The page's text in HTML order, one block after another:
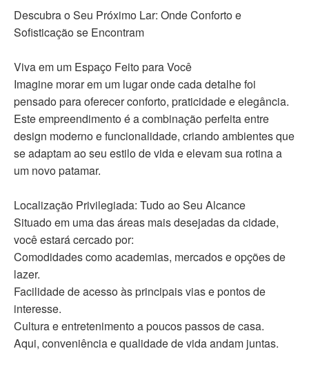
Descubra o Seu Próximo Lar: Onde Conforto e
Sofisticação se Encontram
Viva em um Espaço Feito para Você
Imagine morar em um lugar onde cada detalhe foi
pensado para oferecer conforto, praticidade e elegância.
Este empreendimento é a combinação perfeita entre
design moderno e funcionalidade, criando ambientes que
se adaptam ao seu estilo de vida e elevam sua rotina a
um novo patamar.
Localização Privilegiada: Tudo ao Seu Alcance
Situado em uma das áreas mais desejadas da cidade,
você estará cercado por:
Comodidades como academias, mercados e opções de
lazer.
Facilidade de acesso às principais vias e pontos de
interesse.
Cultura e entretenimento a poucos passos de casa.
Aqui, conveniência e qualidade de vida andam juntas.